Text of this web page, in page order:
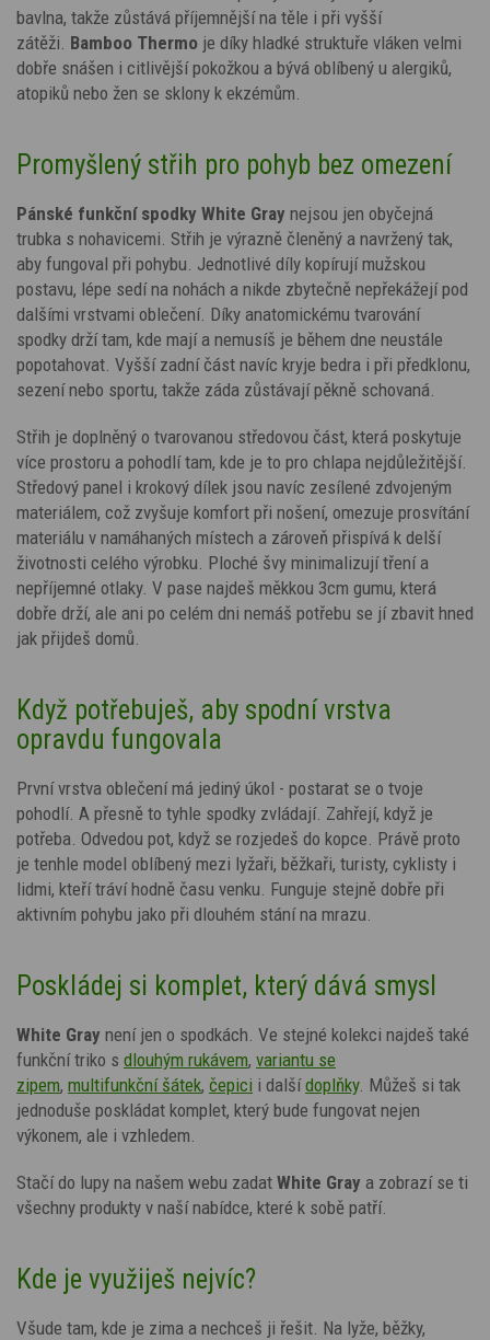
bavlna, takže zůstává příjemnější na těle i při vyšší
zátěži. Bamboo Thermo je díky hladké struktuře vláken velmi
dobře snášen i citlivější pokožkou a bývá oblíbený u alergiků,
atopiků nebo žen se sklony k ekzémům.
Promyšlený střih pro pohyb bez omezení
Pánské funkční spodky White Gray nejsou jen obyčejná
trubka s nohavicemi. Střih je výrazně členěný a navržený tak,
aby fungoval při pohybu. Jednotlivé díly kopírují mužskou
postavu, lépe sedí na nohách a nikde zbytečně nepřekážejí pod
dalšími vrstvami oblečení. Díky anatomickému tvarování
spodky drží tam, kde mají a nemusíš je během dne neustále
popotahovat. Vyšší zadní část navíc kryje bedra i při předklonu,
sezení nebo sportu, takže záda zůstávají pěkně schovaná.
Střih je doplněný o tvarovanou středovou část, která poskytuje
více prostoru a pohodlí tam, kde je to pro chlapa nejdůležitější.
Středový panel i krokový dílek jsou navíc zesílené zdvojeným
materiálem, což zvyšuje komfort při nošení, omezuje prosvítání
materiálu v namáhaných místech a zároveň přispívá k delší
životnosti celého výrobku. Ploché švy minimalizují tření a
nepříjemné otlaky. V pase najdeš měkkou 3cm gumu, která
dobře drží, ale ani po celém dni nemáš potřebu se jí zbavit hned
jak přijdeš domů.
Když potřebuješ, aby spodní vrstva
opravdu fungovala
První vrstva oblečení má jediný úkol - postarat se o tvoje
pohodlí. A přesně to tyhle spodky zvládají. Zahřejí, když je
potřeba. Odvedou pot, když se rozjedeš do kopce. Právě proto
je tenhle model oblíbený mezi lyžaři, běžkaři, turisty, cyklisty i
lidmi, kteří tráví hodně času venku. Funguje stejně dobře při
aktivním pohybu jako při dlouhém stání na mrazu.
Poskládej si komplet, který dává smysl
White Gray není jen o spodkách. Ve stejné kolekci najdeš také
funkční triko s dlouhým rukávem, variantu se
zipem, multifunkční šátek, čepici i další doplňky. Můžeš si tak
jednoduše poskládat komplet, který bude fungovat nejen
výkonem, ale i vzhledem.
Stačí do lupy na našem webu zadat White Gray a zobrazí se ti
všechny produkty v naší nabídce, které k sobě patří.
Kde je využiješ nejvíc?
Všude tam, kde je zima a nechceš ji řešit. Na lyže, běžky,